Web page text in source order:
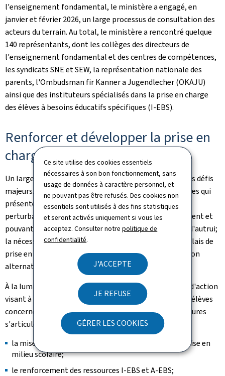
Ce site utilise des cookies essentiels
nécessaires à son bon fonctionnement, sans
usage de données à caractère personnel, et
ne pouvant pas être refusés. Des cookies non
essentiels sont utilisés à des fins statistiques
et seront activés uniquement si vous les
acceptez. Consulter notrepolitique de
confidentialité.
J'ACCEPTE
JE REFUSE
GÉRER LES COOKIES
l'enseignement fondamental, le ministère a engagé, en
janvier et février 2026, un large processus de consultation des
acteurs du terrain. Au total, le ministère a rencontré quelque
140 représentants, dont les collèges des directeurs de
l'enseignement fondamental et des centres de compétences,
les syndicats SNE et SEW, la représentation nationale des
parents, l'Ombudsman fir Kanner a Jugendlecher (OKAJU)
ainsi que des instituteurs spécialisés dans la prise en charge
des élèves à besoins éducatifs spécifiques (I-EBS).
Renforcer et développer la prise en
charge des élèves
Un large consensus s'est dégagé autour de l'analyse des défis
majeurs. Ceux-ci portent sur la prise en charge des élèves qui
présentent un comportement extrême ou inadapté,
perturbant gravement le déroulement de l'enseignement et
pouvant mettre en danger sa propre sécurité ou celle d'autrui;
la nécessité d'un système plus réactif qui réduise les délais de
prise en charge, et l'extension des offres de scolarisation
alternatives.
À la lumière de ces défis, le ministère propose un plan d'action
visant à renforcer et développer la prise en charge des élèves
concernés dans l'enseignement fondamental. Les mesures
s'articulent autour de:
la mise en place d'un plan d'intervention en cas de crise en
milieu scolaire;
le renforcement des ressources I-EBS et A-EBS;